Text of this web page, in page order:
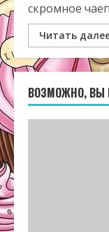
скромное
Читать
ВОЗМОЖНО, ВЫ